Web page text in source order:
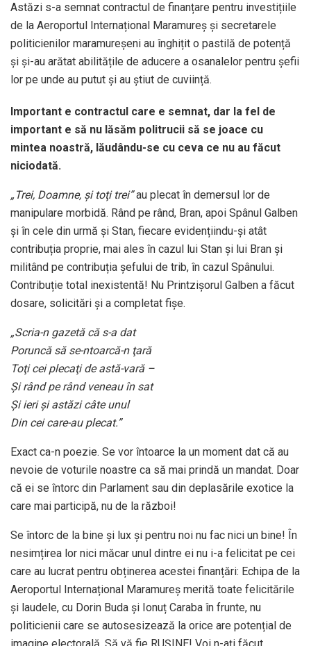
Astăzi s-a semnat contractul de finanțare pentru investițiile
de la Aeroportul Internațional Maramureș și secretarele
politicienilor maramureșeni au înghițit o pastilă de potență
și și-au arătat abilitățile de aducere a osanalelor pentru șefii
lor pe unde au putut și au știut de cuviință.
Important e contractul care e semnat, dar la fel de
important e să nu lăsăm politrucii să se joace cu
mintea noastră, lăudându-se cu ceva ce nu au făcut
niciodată.
„Trei, Doamne, şi toţi trei”au plecat în demersul lor de
manipulare morbidă. Rând pe rând, Bran, apoi Spânul Galben
și în cele din urmă și Stan, fiecare evidențiindu-și atât
contribuția proprie, mai ales în cazul lui Stan și lui Bran și
militând pe contribuția șefului de trib, în cazul Spânului.
Contribuție total inexistentă! Nu Printzișorul Galben a făcut
dosare, solicitări și a completat fișe.
„Scria-n gazetă că s-a dat
Poruncă să se-ntoarcă-n ţară
Toţi cei plecaţi de astă-vară –
Şi rând pe rând veneau în sat
Şi ieri şi astăzi câte unul
Din cei care-au plecat.”
Exact ca-n poezie. Se vor întoarce la un moment dat că au
nevoie de voturile noastre ca să mai prindă un mandat. Doar
că ei se întorc din Parlament sau din deplasările exotice la
care mai participă, nu de la război!
Se întorc de la bine și lux și pentru noi nu fac nici un bine! În
nesimțirea lor nici măcar unul dintre ei nu i-a felicitat pe cei
care au lucrat pentru obținerea acestei finanțări: Echipa de la
Aeroportul Internațional Maramureș merită toate felicitările
și laudele, cu Dorin Buda și Ionuț Caraba în frunte, nu
politicienii care se autosesizează la orice are potențial de